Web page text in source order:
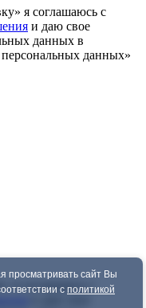
я соглашаюсь с
и даю свое
данных в
данных»
я соглашаюсь с
просматривать сайт Вы
с политикой